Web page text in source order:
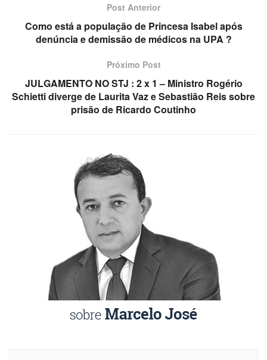
Post Anterior
Como está a população de Princesa Isabel após
denúncia e demissão de médicos na UPA ?
Próximo Post
JULGAMENTO NO STJ : 2 x 1 – Ministro Rogério
Schietti diverge de Laurita Vaz e Sebastião Reis sobre
prisão de Ricardo Coutinho